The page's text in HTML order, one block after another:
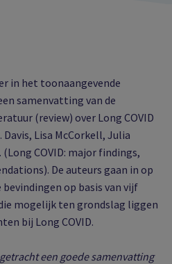
in het toonaangevende
samenvatting van de
(review) over Long COVID
Lisa McCorkell, Julia
COVID: major findings,
De auteurs gaan in op
op basis van vijf
mogelijk ten grondslag liggen
bij Long COVID.
een goede samenvatting